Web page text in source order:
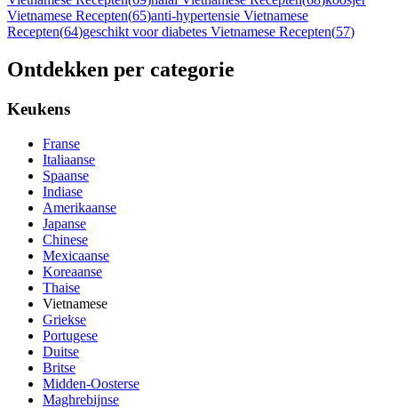
Vietnamese Recepten(65)anti-hypertensie Vietnamese
Recepten(64)geschikt voor diabetes Vietnamese Recepten(57)
Ontdekken per categorie
Keukens
Franse
Italiaanse
Spaanse
Indiase
Amerikaanse
Japanse
Chinese
Mexicaanse
Koreaanse
Thaise
Vietnamese
Griekse
Portugese
Duitse
Britse
Midden-Oosterse
Maghrebijnse